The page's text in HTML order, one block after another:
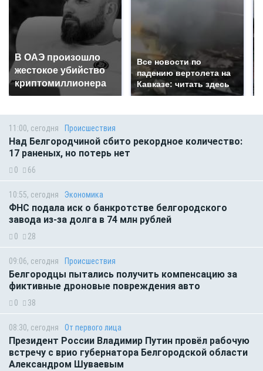
В ОАЭ произошло
жестокое убийство
криптомиллионера
Все новости по
падению вертолета на
Кавказе: читать здесь
11:00, сегодня Происшествия
Над Белгородчиной сбито рекордное количество:
17 раненых, но потерь нет
0 66
10:55, сегодня Экономика
ФНС подала иск о банкротстве белгородского
завода из-за долга в 74 млн рублей
0 28
09:06, сегодня Происшествия
Белгородцы пытались получить компенсацию за
фиктивные дроновые повреждения авто
0 38
08:30, сегодня От первого лица
Президент России Владимир Путин провёл рабочую
встречу с врио губернатора Белгородской области
Александром Шуваевым